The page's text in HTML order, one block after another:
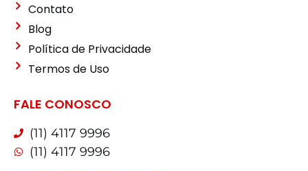
Contato
Blog
Política de Privacidade
Termos de Uso
FALE CONOSCO
(11) 4117 9996
(11) 4117 9996